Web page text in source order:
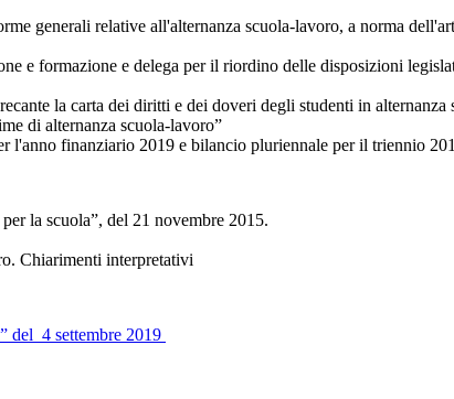
generali relative all'alternanza scuola-lavoro, a norma
e formazione e delega per il riordino delle disposizioni
la carta dei diritti e dei doveri degli studenti in alternanza
di alternanza scuola-lavoro”
finanziario 2019 e bilancio pluriennale per il triennio
la scuola”, del 21 novembre 2015.
Chiarimenti interpretativi
del 4 settembre 2019